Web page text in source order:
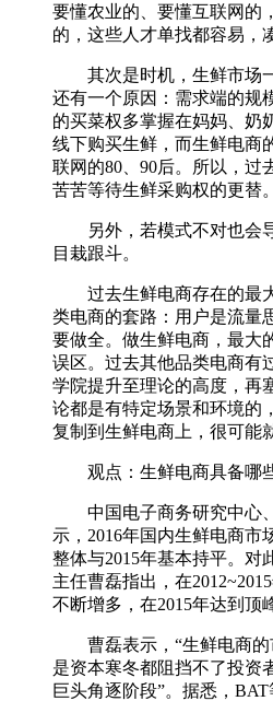
要懂农业的、要懂互联网的
的，这些人才单找都容易，
其次是时机，生鲜市场
还有一个原因：需求端的规
的买菜权多掌握在妈妈、奶
线下购买生鲜，而生鲜电商
联网的80、90后。所以，过
苦苦等待生鲜采购权的更替。
另外，若模式不对也会
目栽跟斗。
过去生鲜电商存在的最
类电商的套路：用户是流量
要做全。做生鲜电商，最大
误区。过去其他品类电商有
学院提升至理论的高度，再
论都是有特定场景和环境的
复制到生鲜电商上，很可能
观点：生鲜电商具备哪些
中国电子商务研究中心
示，2016年国内生鲜电商市
整体与2015年基本持平。对
主任曹磊指出，在
不断增多，在2015年达到顶
曹磊表示，“生鲜电商的
是资本寒冬都阻挡不了投资
巨头角逐阶段”。据悉，